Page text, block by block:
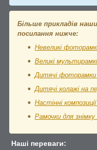
Більше прикладів
посилання нижче:
Невеликі
Великі
Дитячі
Дитячі колажі на
Настінні
Рамочки для
Наші переваги: